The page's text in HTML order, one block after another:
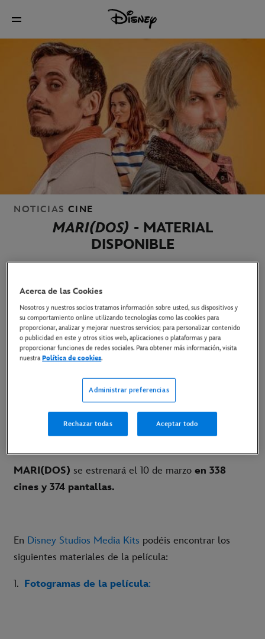
NOTICIAS CINE
MARI(DOS) - MATERIAL
DISPONIBLE
10 DE MARZO SOLO EN CINES
Madrid, 9 de marzo de 2023- Este viernes se
estrena solo en cinesMARI(DOS)la nueva película
dirigida por Lucía Alemany y protagonizada por Paco
MARI(DOS) se estrenará el 10 de marzo en 338
cines y 374 pantallas.
En Disney Studios Media Kits podéis encontrar los
siguientes materiales de la película:
1. Fotogramas de la película:
Acerca de las Cookies
Nosotros y nuestros socios tratamos información sobre usted, sus dispositivos y
su comportamiento online utilizando tecnologías como las cookies para
proporcionar, analizar y mejorar nuestros servicios; para personalizar contenido
o publicidad en este y otros sitios web, aplicaciones o plataformas y para
proporcionar funciones de redes sociales. Para obtener más información, visita
nuestra Política de cookies.
Administrar preferencias
Rechazar todas Aceptar todo